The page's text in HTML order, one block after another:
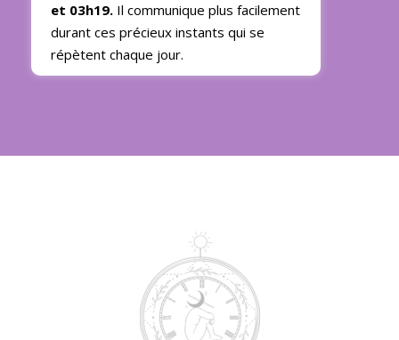
et 03h19. Il communique plus facilement
durant ces précieux instants qui se
répètent chaque jour.